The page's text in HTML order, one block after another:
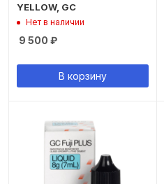
YELLOW, GC
Нет в наличии
9 500 ₽
В корзину